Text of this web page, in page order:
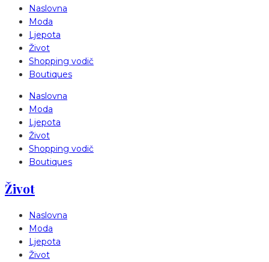
Naslovna
Moda
Ljepota
Život
Shopping vodič
Boutiques
Naslovna
Moda
Ljepota
Život
Shopping vodič
Boutiques
Život
Naslovna
Moda
Ljepota
Život